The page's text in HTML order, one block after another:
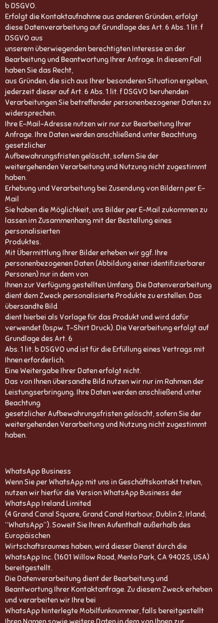
b DSGVO.
Erfolgt die Kontaktaufnahme aus anderen Gründen, erfolgt
diese Datenverarbeitung auf Grundlage des Art. 6 Abs. 1 lit. f
DSGVO aus
unserem überwiegenden berechtigten Interesse an der
Bearbeitung und Beantwortung Ihrer Anfrage. In diesem Fall
haben Sie das Recht,
aus Gründen, die sich aus Ihrer besonderen Situation ergeben,
jederzeit dieser auf Art. 6 Abs. 1 lit. f DSGVO beruhenden
Verarbeitungen Sie betreffender personenbezogener Daten zu
widersprechen.
Ihre E-Mail-Adresse nutzen wir nur zur Bearbeitung Ihrer
Anfrage. Ihre Daten werden anschließend unter Beachtung
gesetzlicher
Aufbewahrungsfristen gelöscht, sofern Sie der
weitergehenden Verarbeitung und Nutzung nicht zugestimmt
haben.
Erhebung und Verarbeitung bei Zusendung von Bildern per E-
Mail
Sie haben die Möglichkeit, uns Bilder per E-Mail zukommen zu
lassen im Zusammenhang mit der Bestellung eines
personalisierten
Produktes.
Mit Übermittlung Ihrer Bilder erheben wir ggf. Ihre
personenbezogenen Daten (Abbildung einer identifizierbarer
Personen) nur in dem von
Ihnen zur Verfügung gestellten Umfang. Die Datenverarbeitung
dient dem Zweck personalisierte Produkte zu erstellen. Das
übersandte Bild
dient hierbei als Vorlage für das Produkt und wird dafür
verwendet (bspw. T-Shirt Druck). Die Verarbeitung erfolgt auf
Grundlage des Art. 6
Abs. 1 lit. b DSGVO und ist für die Erfüllung eines Vertrags mit
Ihnen erforderlich.
Eine Weitergabe Ihrer Daten erfolgt nicht.
Das von Ihnen übersandte Bild nutzen wir nur im Rahmen der
Leistungserbringung. Ihre Daten werden anschließend unter
Beachtung
gesetzlicher Aufbewahrungsfristen gelöscht, sofern Sie der
weitergehenden Verarbeitung und Nutzung nicht zugestimmt
haben.
WhatsApp Business
Wenn Sie per WhatsApp mit uns in Geschäftskontakt treten,
nutzen wir hierfür die Version WhatsApp Business der
WhatsApp Ireland Limited
(4 Grand Canal Square, Grand Canal Harbour, Dublin 2, Irland;
“WhatsApp”). Soweit Sie Ihren Aufenthalt außerhalb des
Europäischen
Wirtschaftsraumes haben, wird dieser Dienst durch die
WhatsApp Inc. (1601 Willow Road, Menlo Park, CA 94025, USA)
bereitgestellt.
Die Datenverarbeitung dient der Bearbeitung und
Beantwortung Ihrer Kontaktanfrage. Zu diesem Zweck erheben
und verarbeiten wir Ihre bei
WhatsApp hinterlegte Mobilfunknummer, falls bereitgestellt